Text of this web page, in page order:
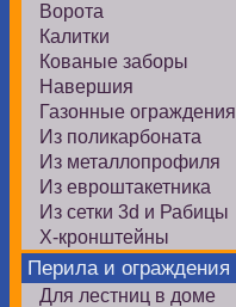
Ворота
Калитки
Кованые заборы
Навершия
Газонные ограждения
Из поликарбоната
Из металлопрофиля
Из евроштакетника
Из сетки 3d и Рабицы
Х-кронштейны
Перила и ограждения
Для лестниц в доме